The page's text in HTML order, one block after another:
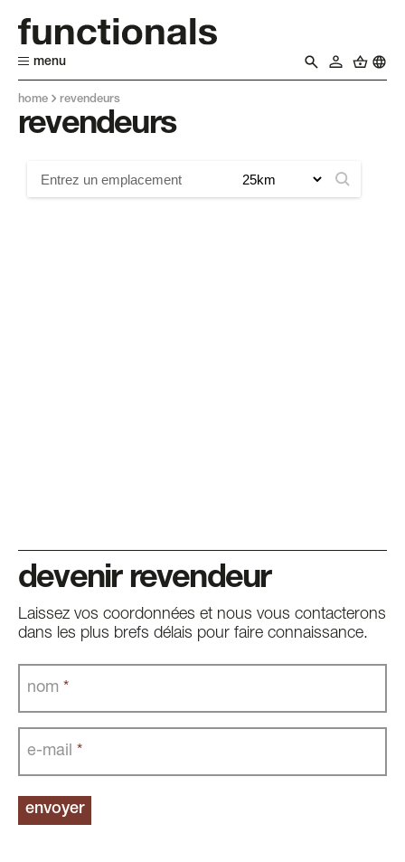
menu
home revendeurs
revendeurs
devenir revendeur
Laissez vos coordonnées et nous vous contacterons
dans les plus brefs délais pour faire connaissance.
nom *
e-mail *